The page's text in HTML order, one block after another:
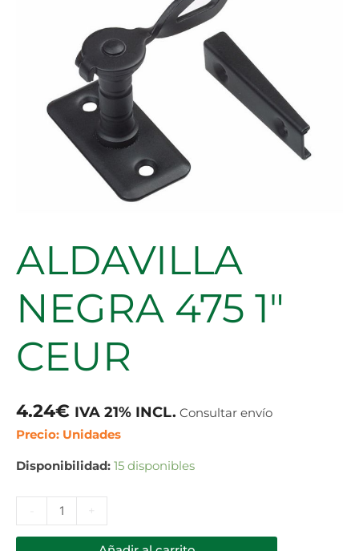
ALDAVILLA
NEGRA 475 1″
CEUR
4.24€ IVA 21% INCL. Consultar envío
Precio: Unidades
Disponibilidad: 15 disponibles
+